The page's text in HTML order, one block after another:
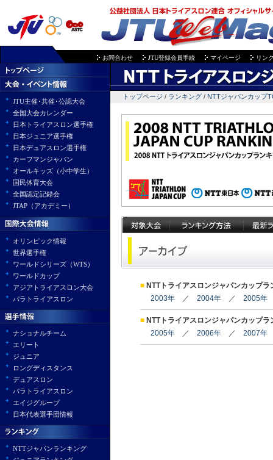
お問合わせ JTU登録会員手続 マイページ リン
JTU主催･共催･公認大会
全国大会カレンダー
日本トライアスロン選手権
日本ジュニア選手権
日本デュアスロン選手権
カーフマンジャパン
オールキッズ（小中学生）
国民体育大会
全国認定記録会
JTAP（アカデミー）
オリンピック情報
世界選手権
ワールドシリーズ（WTS）
ワールドカップ
アジアトライアスロン大会
パラトライアスロン
ナショナルチーム
エリート
ジュニア
ロングディスタンス
デュアスロン
パラトライアスロン
エイジグループ
日本代表選手団情報
NTTジャパンランキング
トップページ / ランキング / NTTジャパンカップ
■ NTTトライアスロンジャパンカップラ
2003年 ／ 2004年 ／ 2005年
■ NTTトライアスロンジャパンカップラ
2005年 ／ 2006年 ／ 2007年